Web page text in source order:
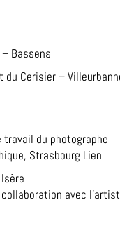
Bassens
Cerisier –
du photographe
Strasbourg Lien
avec